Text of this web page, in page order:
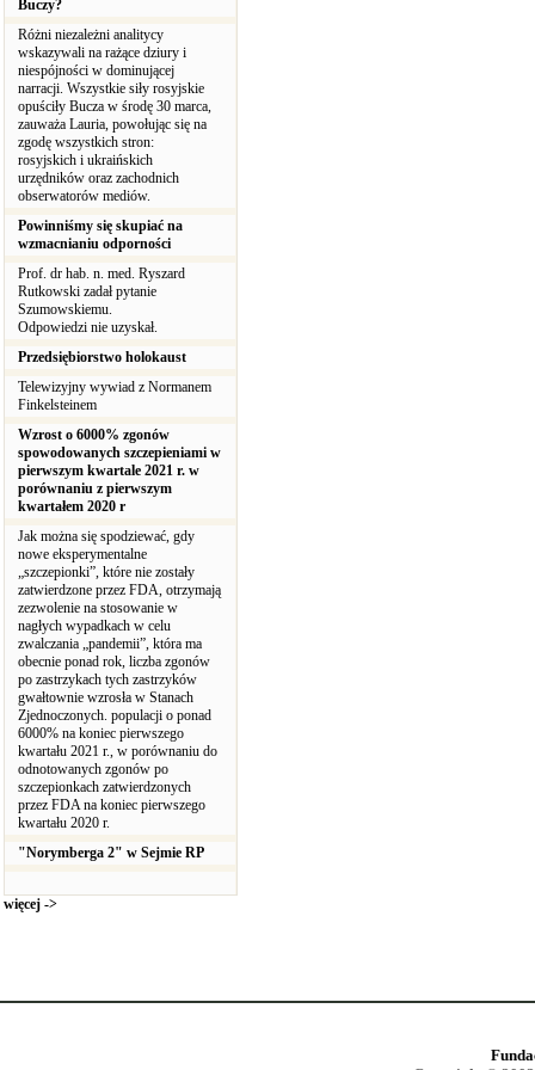
Buczy?
Różni niezależni analitycy
wskazywali na rażące dziury i
niespójności w dominującej
narracji. Wszystkie siły rosyjskie
opuściły Bucza w środę 30 marca,
zauważa Lauria, powołując się na
zgodę wszystkich stron:
rosyjskich i ukraińskich
urzędników oraz zachodnich
obserwatorów mediów.
Powinniśmy się skupiać na
wzmacnianiu odporności
Prof. dr hab. n. med. Ryszard
Rutkowski zadał pytanie
Szumowskiemu.
Odpowiedzi nie uzyskał.
Przedsiębiorstwo holokaust
Telewizyjny wywiad z Normanem
Finkelsteinem
Wzrost o 6000% zgonów
spowodowanych szczepieniami w
pierwszym kwartale 2021 r. w
porównaniu z pierwszym
kwartałem 2020 r
Jak można się spodziewać, gdy
nowe eksperymentalne
„szczepionki”, które nie zostały
zatwierdzone przez FDA, otrzymają
zezwolenie na stosowanie w
nagłych wypadkach w celu
zwalczania „pandemii”, która ma
obecnie ponad rok, liczba zgonów
po zastrzykach tych zastrzyków
gwałtownie wzrosła w Stanach
Zjednoczonych. populacji o ponad
6000% na koniec pierwszego
kwartału 2021 r., w porównaniu do
odnotowanych zgonów po
szczepionkach zatwierdzonych
przez FDA na koniec pierwszego
kwartału 2020 r.
"Norymberga 2" w Sejmie RP
więcej ->